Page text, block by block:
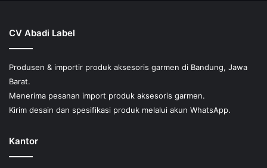
CV Abadi Label
Produsen & importir produk aksesoris garmen di Bandung, Jawa
Barat.
Menerima pesanan import produk aksesoris garmen.
Kirim desain dan spesifikasi produk melalui akun WhatsApp.
Kantor